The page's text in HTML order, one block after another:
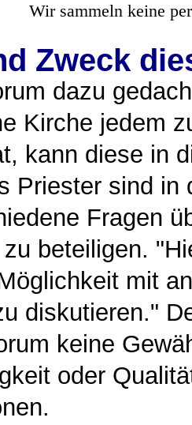
Wir sammeln keine
Zweck
dazu
Kirche jedem
kann diese in
Priester sind in
Fragen
beteiligen.
mit
diskutieren."
keine
oder